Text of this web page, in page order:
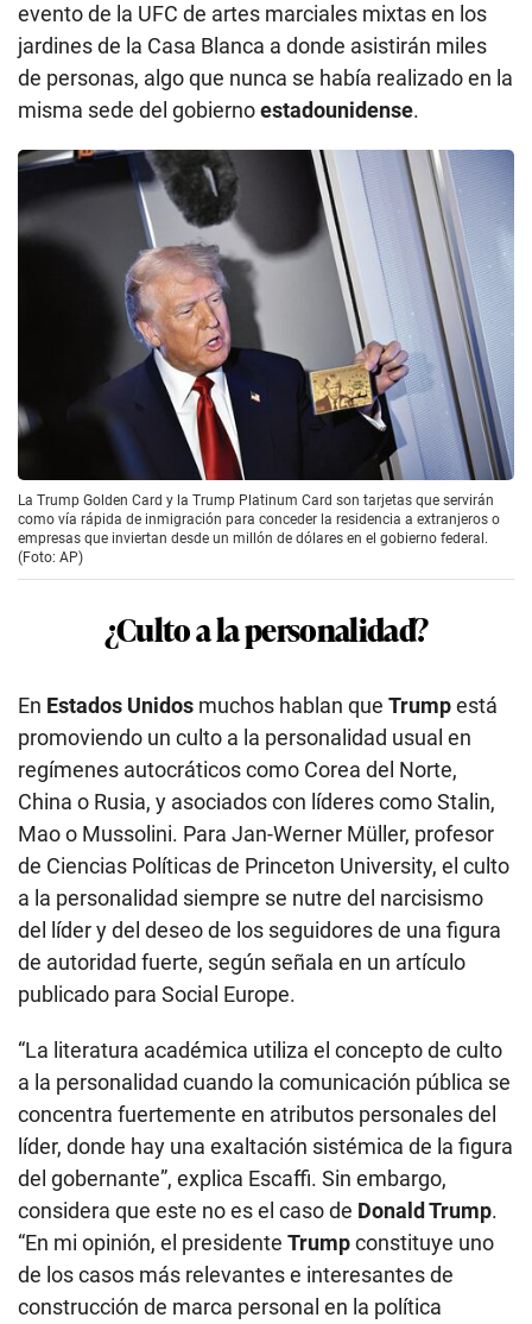
evento de la UFC de artes marciales mixtas en los
jardines de la Casa Blanca a donde asistirán miles
de personas, algo que nunca se había realizado en la
misma sede del gobiernoestadounidense.
La Trump Golden Card y la Trump Platinum Card son tarjetas que servirán
como vía rápida de inmigración para conceder la residencia a extranjeros o
empresas que inviertan desde un millón de dólares en el gobierno federal.
(Foto: AP)
¿Culto a la personalidad?
En Estados Unidos muchos hablan que Trumpestá
promoviendo un culto a la personalidad usual en
regímenes autocráticos como Corea del Norte,
China o Rusia, y asociados con líderes como Stalin,
Mao o Mussolini. Para Jan-Werner Müller, profesor
de Ciencias Políticas de Princeton University, el culto
a la personalidad siempre se nutre del narcisismo
del líder y del deseo de los seguidores de una figura
de autoridad fuerte, según señala en un artículo
publicado para Social Europe.
“La literatura académica utiliza el concepto de culto
a la personalidad cuando la comunicación pública se
concentra fuertemente en atributos personales del
líder, donde hay una exaltación sistémica de la figura
del gobernante”, explica Escaffi. Sin embargo,
considera que este no es el caso de Donald Trump.
“En mi opinión, el presidente Trumpconstituye uno
de los casos más relevantes e interesantes de
construcción de marca personal en la política